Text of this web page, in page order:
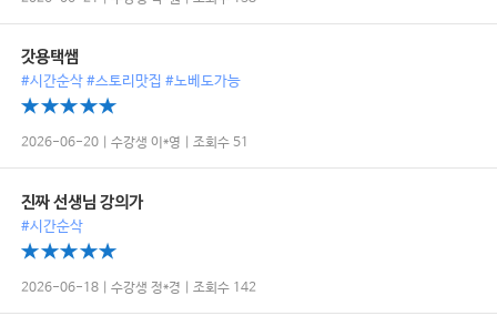
갓용택쌤
#시간순삭 #스토리맛집 #노베도가능
2026-06-20 | 수강생 이*영 | 조회수 51
진짜 선생님 강의가
#시간순삭
2026-06-18 | 수강생 정*경 | 조회수 142